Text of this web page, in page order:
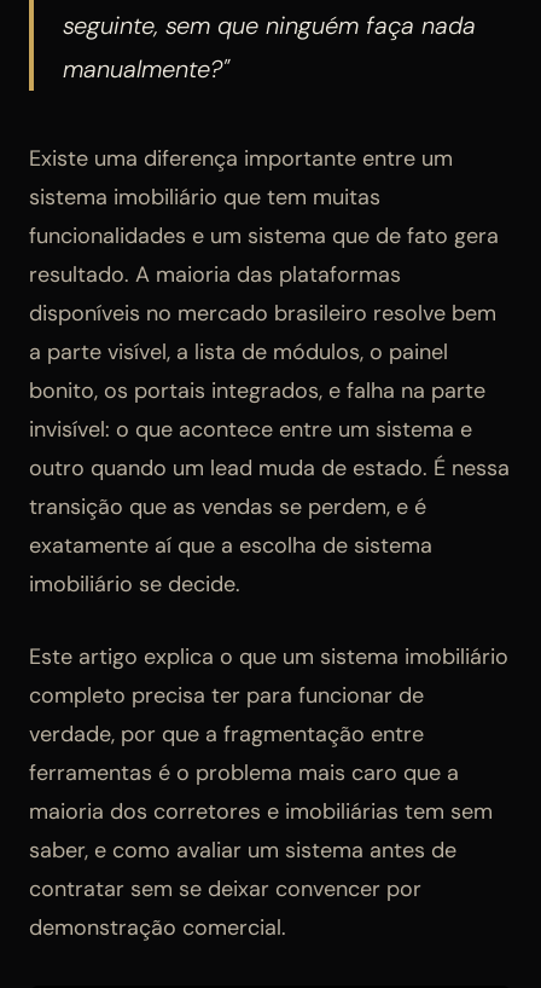
seguinte, sem que ninguém faça nada
manualmente?"
Existe uma diferença importante entre um
sistema imobiliário que tem muitas
funcionalidades e um sistema que de fato gera
resultado. A maioria das plataformas
disponíveis no mercado brasileiro resolve bem
a parte visível, a lista de módulos, o painel
bonito, os portais integrados, e falha na parte
invisível: o que acontece entre um sistema e
outro quando um lead muda de estado. É nessa
transição que as vendas se perdem, e é
exatamente aí que a escolha de sistema
imobiliário se decide.
Este artigo explica o que um sistema imobiliário
completo precisa ter para funcionar de
verdade, por que a fragmentação entre
ferramentas é o problema mais caro que a
maioria dos corretores e imobiliárias tem sem
saber, e como avaliar um sistema antes de
contratar sem se deixar convencer por
demonstração comercial.